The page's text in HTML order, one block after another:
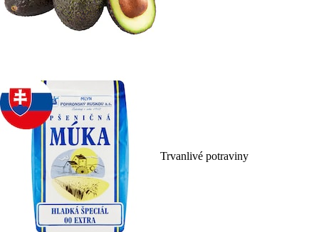
Trvanlivé potraviny